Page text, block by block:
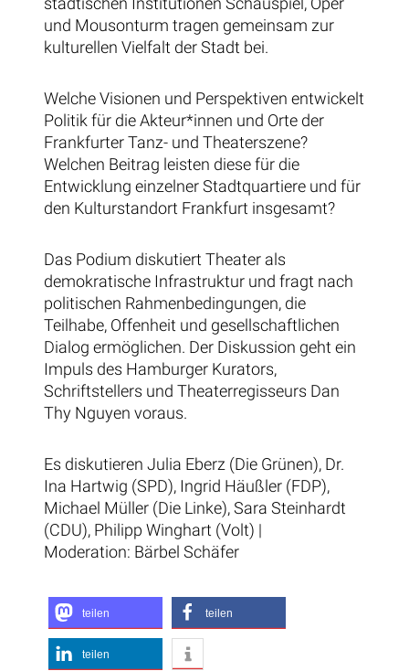
und Mousonturm tragen gemeinsam zur
kulturellen Vielfalt der Stadt bei.
Welche Visionen und Perspektiven entwickelt
Politik für die Akteur*innen und Orte der
Frankfurter Tanz- und Theaterszene?
Welchen Beitrag leisten diese für die
Entwicklung einzelner Stadtquartiere und für
den Kulturstandort Frankfurt insgesamt?
Das Podium diskutiert Theater als
demokratische Infrastruktur und fragt nach
politischen Rahmenbedingungen, die
Teilhabe, Offenheit und gesellschaftlichen
Dialog ermöglichen. Der Diskussion geht ein
Impuls des Hamburger Kurators,
Schriftstellers und Theaterregisseurs Dan
Thy Nguyen voraus.
Es diskutieren Julia Eberz (Die Grünen), Dr.
Ina Hartwig (SPD), Ingrid Häußler (FDP),
Michael Müller (Die Linke), Sara Steinhardt
(CDU), Philipp Winghart (Volt) |
Moderation: Bärbel Schäfer
teilen teilen
teilen